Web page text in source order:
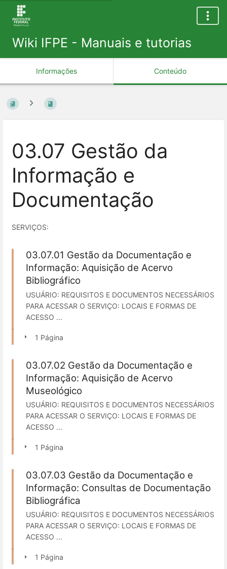
Wiki IFPE - Manuais e tutorias
Informações Conteúdo
03.07 Gestão da
Informação e
Documentação
SERVIÇOS:
03.07.01 Gestão da Documentação e
Informação: Aquisição de Acervo
Bibliográfico
USUÁRIO: REQUISITOS E DOCUMENTOS NECESSÁRIOS
PARA ACESSAR O SERVIÇO: LOCAIS E FORMAS DE
ACESSO ...
1 Página
03.07.02 Gestão da Documentação e
Informação: Aquisição de Acervo
Museológico
USUÁRIO: REQUISITOS E DOCUMENTOS NECESSÁRIOS
PARA ACESSAR O SERVIÇO: LOCAIS E FORMAS DE
ACESSO ...
1 Página
03.07.03 Gestão da Documentação e
Informação: Consultas de Documentação
Bibliográfica
USUÁRIO: REQUISITOS E DOCUMENTOS NECESSÁRIOS
PARA ACESSAR O SERVIÇO: LOCAIS E FORMAS DE
ACESSO ...
1 Página